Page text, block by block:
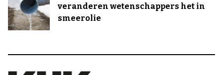
veranderen wetenschappers het in
smeerolie